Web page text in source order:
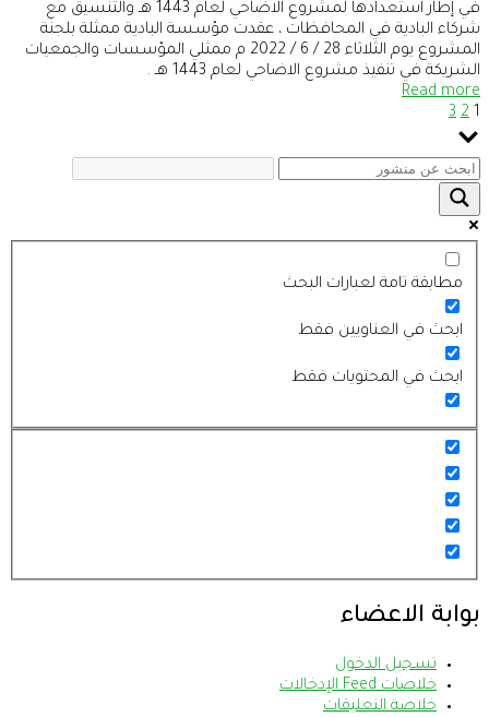
في إطار استعدادها لمشروع الاضاحي لعام 1443 هـ والتنسيق مع
شركاء البادية في المحافظات ، عقدت مؤسسة البادية ممثلة بلجنة
المشروع يوم الثلاثاء 28 / 6 / 2022 م ممثلي المؤسسات والجمعيات
الشريكة في تنفيذ مشروع الاضاحي لعام 1443 هـ .
Read more
1
2
3
مطابقة تامة لعبارات البحث
ابحث في العناويين فقط
ابحث في المحتويات فقط
بوابة الاعضاء
تسجيل الدخول
خلاصات Feed الإدخالات
خلاصة التعليقات